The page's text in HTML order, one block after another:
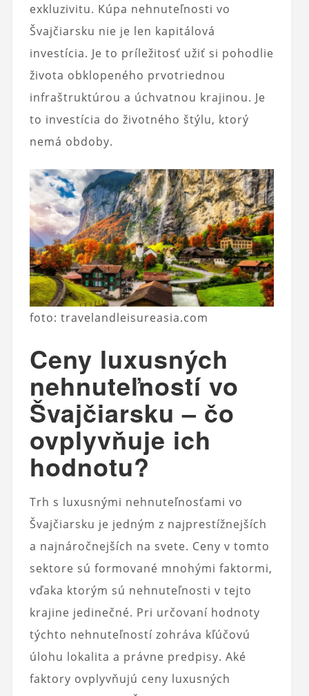
exkluzivitu. Kúpa nehnuteľnosti vo
Švajčiarsku nie je len kapitálová
investícia. Je to príležitosť užiť si pohodlie
života obklopeného prvotriednou
infraštruktúrou a úchvatnou krajinou. Je
to investícia do životného štýlu, ktorý
nemá obdoby.
foto: travelandleisureasia.com
Ceny luxusných
nehnuteľností vo
Švajčiarsku – čo
ovplyvňuje ich
hodnotu?
Trh s luxusnými nehnuteľnosťami vo
Švajčiarsku je jedným z najprestížnejších
a najnáročnejších na svete. Ceny v tomto
sektore sú formované mnohými faktormi,
vďaka ktorým sú nehnuteľnosti v tejto
krajine jedinečné. Pri určovaní hodnoty
týchto nehnuteľností zohráva kľúčovú
úlohu lokalita a právne predpisy. Aké
faktory ovplyvňujú ceny luxusných